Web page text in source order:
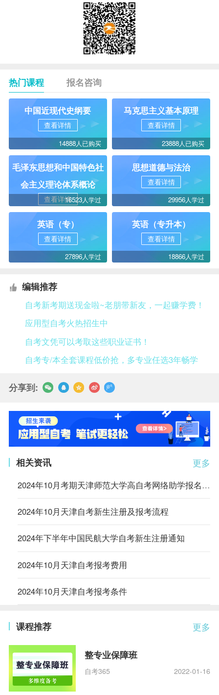
热门课程 报名咨询
中国近现代史纲要
查看详情
14888人已购买
马克思主义基本原理
查看详情
23888人已购买
毛泽东思想和中国特色社
会主义理论体系概论
查看详情16523人学过
思想道德与法治
查看详情
29956人学过
英语（专）
查看详情
27896人学过
英语（专升本）
查看详情
18866人学过
编辑推荐
自考新考期送现金啦~老朋带新友，一起赚学费！
应用型自考火热招生中
自考文凭可以考取这些职业证书！
自考专/本全套课程低价抢，多专业任选3年畅学
分享到:
更多
相关资讯
2024年10月考期天津师范大学高自考网络助学报名通知
2024年10月天津自考新生注册及报考流程
2024年下半年中国民航大学自考新生注册通知
2024年10月天津自考报考费用
2024年10月天津自考报考条件
更多
课程推荐
整专业保障班
自考365 2022-01-16